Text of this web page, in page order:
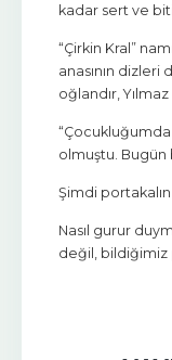
kadar sert ve
“Çirkin Kral”
anasının dizleri
oğlandır, Yılmaz
olmuştu. Bugün
Şimdi portakalın
Nasıl gurur
değil, bildiğimiz